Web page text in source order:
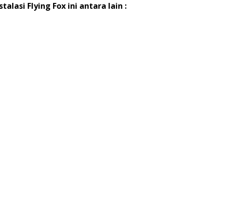
Flying Fox ini antara lain :